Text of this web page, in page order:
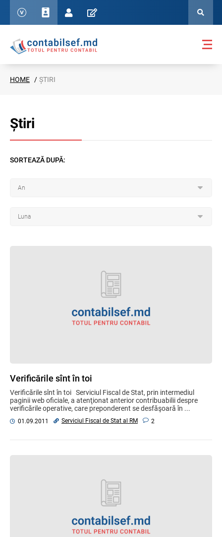
HOME ȘTIRI
Știri
SORTEAZĂ DUPĂ:
Verificările sînt în toi
Verificările sînt în toi Serviciul Fiscal de Stat, prin intermediul
paginii web oficiale, a atenţionat anterior contribuabilii despre
verificările operative, care preponderent se desfăşoară în ...
01.09.2011 Serviciul Fiscal de Stat al RM 2